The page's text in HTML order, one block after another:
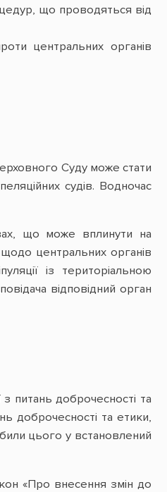
що проводяться від
центральних органів
Суду може стати
судів. Водночас
що може вплинути на
центральних органів
із територіальною
відповідний орган
питань доброчесності та
доброчесності та етики,
цього у встановлений
«Про внесення змін до